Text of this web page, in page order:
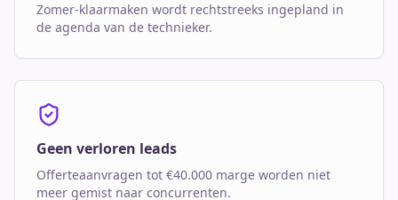
Zomer-klaarmaken wordt rechtstreeks ingepland in
de agenda van de technieker.
Geen verloren leads
Offerteaanvragen tot €40.000 marge worden niet
meer gemist naar concurrenten.